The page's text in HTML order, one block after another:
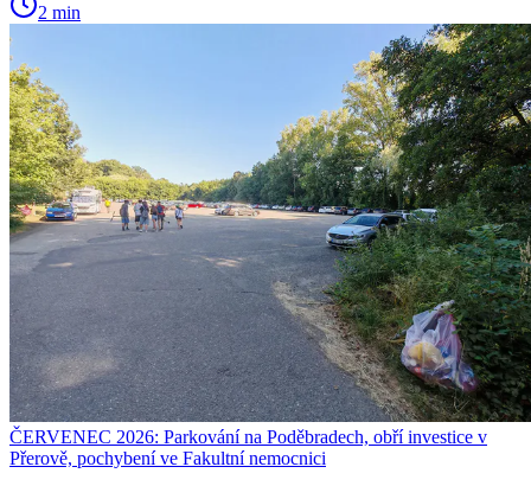
2 min
ČERVENEC 2026: Parkování na Poděbradech, obří investice v
Přerově, pochybení ve Fakultní nemocnici